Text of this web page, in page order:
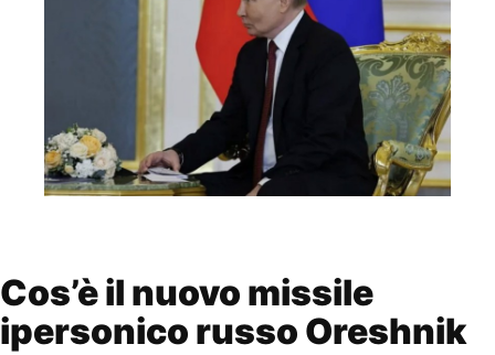
Cos’è il nuovo missile
ipersonico russo Oreshnik